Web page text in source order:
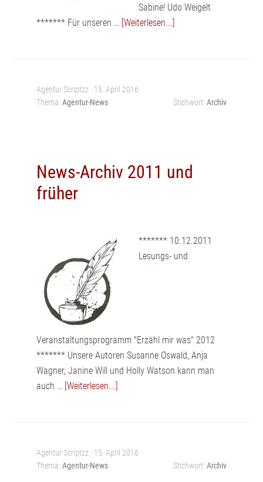
Sabine! Udo Weigelt
******* Für unseren … [Weiterlesen...]
Agentur Scriptzz · 15. April 2016
Thema:Agentur-News Stichwort: Archiv
News-Archiv 2011 und
früher
******* 10.12.2011
Lesungs- und
Veranstaltungsprogramm "Erzähl mir was" 2012
******* Unsere Autoren Susanne Oswald, Anja
Wagner, Janine Will und Holly Watson kann man
auch … [Weiterlesen...]
Agentur Scriptzz · 15. April 2016
Thema:Agentur-News Stichwort: Archiv